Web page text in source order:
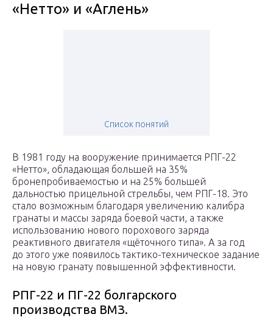
«Нетто» и «Аглень»
Список понятий
В 1981 году на вооружение принимается РПГ-22
«Нетто», обладающая большей на 35%
бронепробиваемостью и на 25% большей
дальностью прицельной стрельбы, чем РПГ-18. Это
стало возможным благодаря увеличению калибра
гранаты и массы заряда боевой части, а также
использованию нового порохового заряда
реактивного двигателя «щёточного типа». А за год
до этого уже появилось тактико-техническое задание
на новую гранату повышенной эффективности.
РПГ-22 и ПГ-22 болгарского
производства ВМЗ.